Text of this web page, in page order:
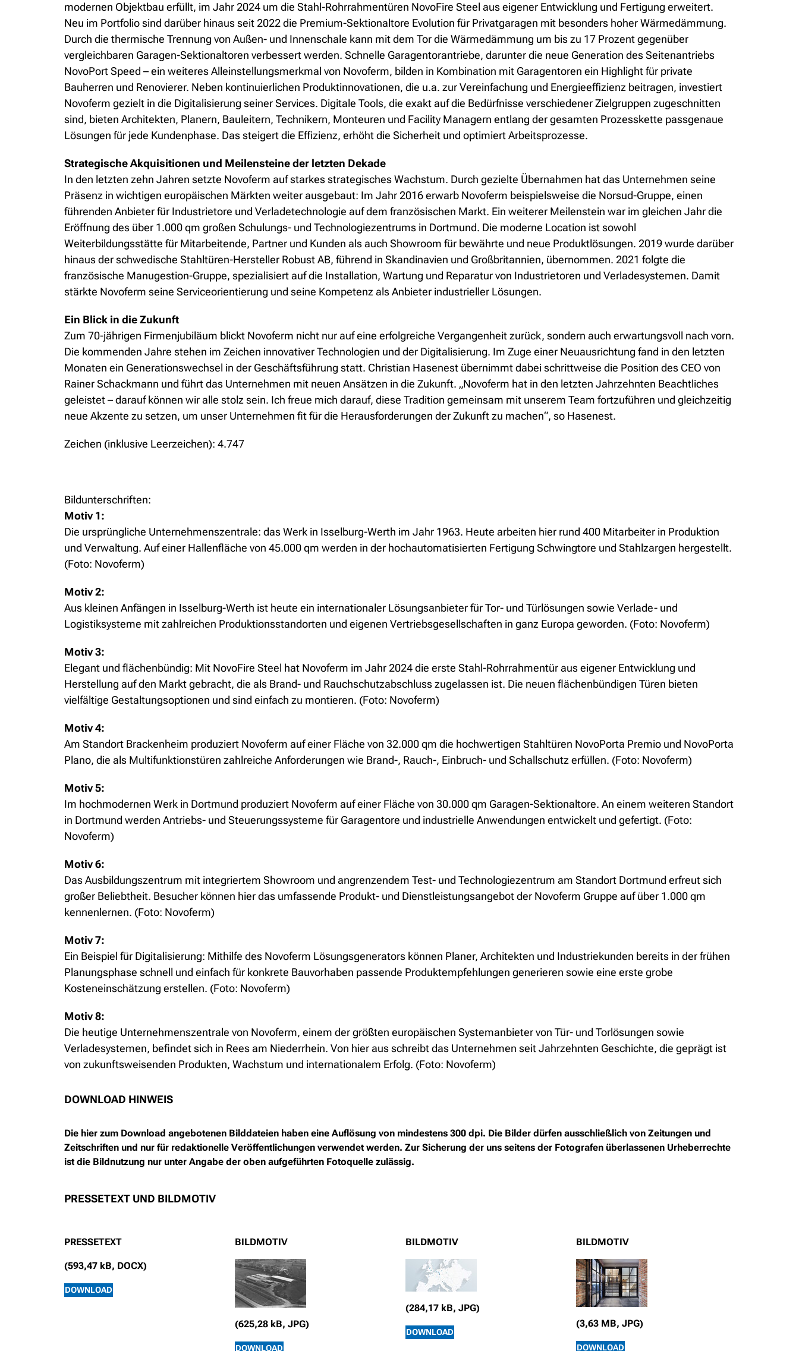
modernen Objektbau erfüllt, im Jahr 2024 um die Stahl-Rohrrahmentüren NovoFire Steel aus eigener Entwicklung und Fertigung erweitert.
Neu im Portfolio sind darüber hinaus seit 2022 die Premium-Sektionaltore Evolution für Privatgaragen mit besonders hoher Wärmedämmung.
Durch die thermische Trennung von Außen- und Innenschale kann mit dem Tor die Wärmedämmung um bis zu 17 Prozent gegenüber
vergleichbaren Garagen-Sektionaltoren verbessert werden. Schnelle Garagentorantriebe, darunter die neue Generation des Seitenantriebs
NovoPort Speed – ein weiteres Alleinstellungsmerkmal von Novoferm, bilden in Kombination mit Garagentoren ein Highlight für private
Bauherren und Renovierer. Neben kontinuierlichen Produktinnovationen, die u.a. zur Vereinfachung und Energieeffizienz beitragen, investiert
Novoferm gezielt in die Digitalisierung seiner Services. Digitale Tools, die exakt auf die Bedürfnisse verschiedener Zielgruppen zugeschnitten
sind, bieten Architekten, Planern, Bauleitern, Technikern, Monteuren und Facility Managern entlang der gesamten Prozesskette passgenaue
Lösungen für jede Kundenphase. Das steigert die Effizienz, erhöht die Sicherheit und optimiert Arbeitsprozesse.
Strategische Akquisitionen und Meilensteine der letzten Dekade
In den letzten zehn Jahren setzte Novoferm auf starkes strategisches Wachstum. Durch gezielte Übernahmen hat das Unternehmen seine
Präsenz in wichtigen europäischen Märkten weiter ausgebaut: Im Jahr 2016 erwarb Novoferm beispielsweise die Norsud-Gruppe, einen
führenden Anbieter für Industrietore und Verladetechnologie auf dem französischen Markt. Ein weiterer Meilenstein war im gleichen Jahr die
Eröffnung des über 1.000 qm großen Schulungs- und Technologiezentrums in Dortmund. Die moderne Location ist sowohl
Weiterbildungsstätte für Mitarbeitende, Partner und Kunden als auch Showroom für bewährte und neue Produktlösungen. 2019 wurde darüber
hinaus der schwedische Stahltüren-Hersteller Robust AB, führend in Skandinavien und Großbritannien, übernommen. 2021 folgte die
französische Manugestion-Gruppe, spezialisiert auf die Installation, Wartung und Reparatur von Industrietoren und Verladesystemen. Damit
stärkte Novoferm seine Serviceorientierung und seine Kompetenz als Anbieter industrieller Lösungen.
Ein Blick in die Zukunft
Zum 70-jährigen Firmenjubiläum blickt Novoferm nicht nur auf eine erfolgreiche Vergangenheit zurück, sondern auch erwartungsvoll nach vorn.
Die kommenden Jahre stehen im Zeichen innovativer Technologien und der Digitalisierung. Im Zuge einer Neuausrichtung fand in den letzten
Monaten ein Generationswechsel in der Geschäftsführung statt. Christian Hasenest übernimmt dabei schrittweise die Position des CEO von
Rainer Schackmann und führt das Unternehmen mit neuen Ansätzen in die Zukunft. „Novoferm hat in den letzten Jahrzehnten Beachtliches
geleistet – darauf können wir alle stolz sein. Ich freue mich darauf, diese Tradition gemeinsam mit unserem Team fortzuführen und gleichzeitig
neue Akzente zu setzen, um unser Unternehmen fit für die Herausforderungen der Zukunft zu machen“, so Hasenest.
Zeichen (inklusive Leerzeichen): 4.747
Bildunterschriften:
Motiv 1:
Die ursprüngliche Unternehmenszentrale: das Werk in Isselburg-Werth im Jahr 1963. Heute arbeiten hier rund 400 Mitarbeiter in Produktion
und Verwaltung. Auf einer Hallenfläche von 45.000 qm werden in der hochautomatisierten Fertigung Schwingtore und Stahlzargen hergestellt.
(Foto: Novoferm)
Motiv 2:
Aus kleinen Anfängen in Isselburg-Werth ist heute ein internationaler Lösungsanbieter für Tor- und Türlösungen sowie Verlade- und
Logistiksysteme mit zahlreichen Produktionsstandorten und eigenen Vertriebsgesellschaften in ganz Europa geworden. (Foto: Novoferm)
Motiv 3:
Elegant und flächenbündig: Mit NovoFire Steel hat Novoferm im Jahr 2024 die erste Stahl-Rohrrahmentür aus eigener Entwicklung und
Herstellung auf den Markt gebracht, die als Brand- und Rauchschutzabschluss zugelassen ist. Die neuen flächenbündigen Türen bieten
vielfältige Gestaltungsoptionen und sind einfach zu montieren. (Foto: Novoferm)
Motiv 4:
Am Standort Brackenheim produziert Novoferm auf einer Fläche von 32.000 qm die hochwertigen Stahltüren NovoPorta Premio und NovoPorta
Plano, die als Multifunktionstüren zahlreiche Anforderungen wie Brand-, Rauch-, Einbruch- und Schallschutz erfüllen. (Foto: Novoferm)
Motiv 5:
Im hochmodernen Werk in Dortmund produziert Novoferm auf einer Fläche von 30.000 qm Garagen-Sektionaltore. An einem weiteren Standort
in Dortmund werden Antriebs- und Steuerungssysteme für Garagentore und industrielle Anwendungen entwickelt und gefertigt. (Foto:
Novoferm)
Motiv 6:
Das Ausbildungszentrum mit integriertem Showroom und angrenzendem Test- und Technologiezentrum am Standort Dortmund erfreut sich
großer Beliebtheit. Besucher können hier das umfassende Produkt- und Dienstleistungsangebot der Novoferm Gruppe auf über 1.000 qm
kennenlernen. (Foto: Novoferm)
Motiv 7:
Ein Beispiel für Digitalisierung: Mithilfe des Novoferm Lösungsgenerators können Planer, Architekten und Industriekunden bereits in der frühen
Planungsphase schnell und einfach für konkrete Bauvorhaben passende Produktempfehlungen generieren sowie eine erste grobe
Kosteneinschätzung erstellen. (Foto: Novoferm)
Motiv 8:
Die heutige Unternehmenszentrale von Novoferm, einem der größten europäischen Systemanbieter von Tür- und Torlösungen sowie
Verladesystemen, befindet sich in Rees am Niederrhein. Von hier aus schreibt das Unternehmen seit Jahrzehnten Geschichte, die geprägt ist
von zukunftsweisenden Produkten, Wachstum und internationalem Erfolg. (Foto: Novoferm)
DOWNLOAD HINWEIS
Die hier zum Download angebotenen Bilddateien haben eine Auflösung von mindestens 300 dpi. Die Bilder dürfen ausschließlich von Zeitungen und
Zeitschriften und nur für redaktionelle Veröffentlichungen verwendet werden. Zur Sicherung der uns seitens der Fotografen überlassenen Urheberrechte
ist die Bildnutzung nur unter Angabe der oben aufgeführten Fotoquelle zulässig.
PRESSETEXT UND BILDMOTIV
PRESSETEXT
(593,47 kB, DOCX)
DOWNLOAD
BILDMOTIV
(625,28 kB, JPG)
DOWNLOAD
BILDMOTIV
(284,17 kB, JPG)
DOWNLOAD
BILDMOTIV
(3,63 MB, JPG)
DOWNLOAD